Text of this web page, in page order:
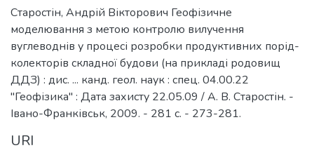
Старостін, Андрій Вікторович Геофізичне
моделювання з метою контролю вилучення
вуглеводнів у процесі розробки продуктивних порід-
колекторів складної будови (на прикладі родовищ
ДДЗ) : дис. ... канд. геол. наук : спец. 04.00.22
"Геофізика" : Дата захисту 22.05.09 / А. В. Старостін. -
Івано-Франківськ, 2009. - 281 с. - 273-281.
URI